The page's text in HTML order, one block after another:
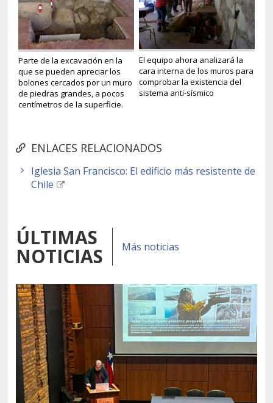
Parte de la excavación en la
que se pueden apreciar los
bolones cercados por un muro
de piedras grandes, a pocos
centímetros de la superficie.
El equipo ahora analizará la
cara interna de los muros para
comprobar la existencia del
sistema anti-sísmico
ENLACES RELACIONADOS
Iglesia San Francisco: El edificio más resistente de
Chile
ÚLTIMAS
NOTICIAS Más noticias